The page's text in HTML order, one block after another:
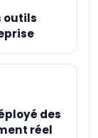
outils
des
réel